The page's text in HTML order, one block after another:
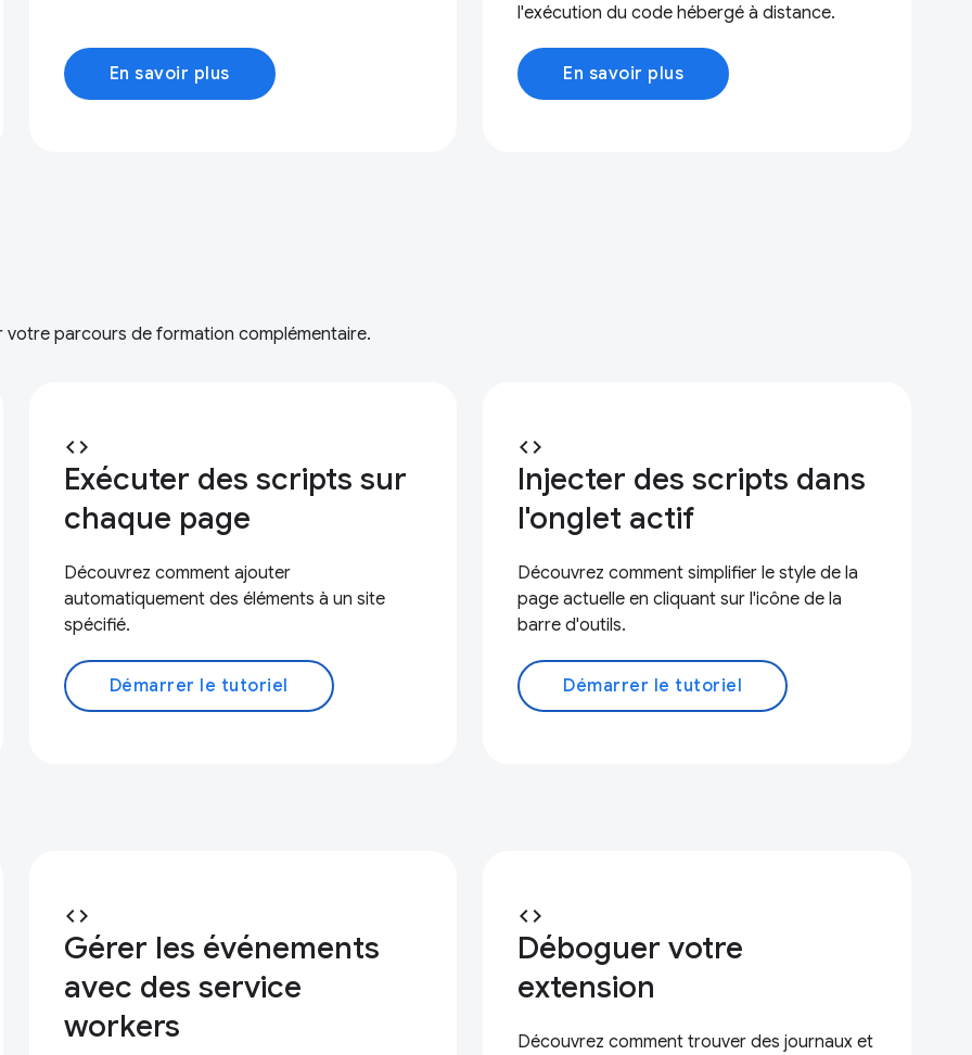
En savoir plus
l'exécution du code hébergé à distance.
En savoir plus
parcours de formation complémentaire.
code
Exécuter des scripts sur
chaque page
Découvrez comment ajouter
automatiquement des éléments à un site
spécifié.
Démarrer le tutoriel
code
Injecter des scripts dans
l'onglet actif
Découvrez comment simplifier le style de la
page actuelle en cliquant sur l'icône de la
barre d'outils.
Démarrer le tutoriel
code
Gérer les événements
avec des service
workers
code
Déboguer votre
extension
Découvrez comment trouver des journaux et